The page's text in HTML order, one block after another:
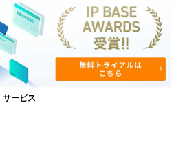
サービス